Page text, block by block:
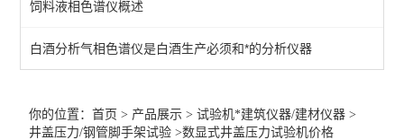
胶合板/木板静曲强度试验
饲料液相色谱仪概述
白酒分析气相色谱仪是白酒生产必须和*的分析仪器
你的位置：首页 > 产品展示 >试验机*建筑仪器/建材仪器 >
井盖压力/钢管脚手架试验 >数显式井盖压力试验机价格